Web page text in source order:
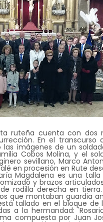
ruteña cuenta con
En el
las imágenes de un
Cobos Molina, y el
sevillano, Marco
en procesión en Rute
Magdalena es una
y brazos
rodilla derecha en
que montaban guardia
tallado en el bloque
a la hermandad:
compuesta por Juan